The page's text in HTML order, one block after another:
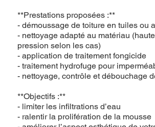
**Prestations proposées :**
- démoussage de toiture en tuiles ou
- nettoyage adapté au matériau
pression selon les cas)
- application de traitement fongicide
- traitement hydrofuge pour
- nettoyage, contrôle et débouchage
**Objectifs :**
- limiter les infiltrations d’eau
- ralentir la prolifération de la mousse